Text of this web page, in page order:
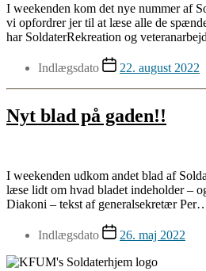
I weekenden kom det nye nummer af
vi opfordrer jer til at læse alle de
har SoldaterRekreation og
Indlægsdato 22. august 2022
Nyt blad på gaden!!
I weekenden udkom andet blad af
læse lidt om hvad bladet indeholder –
Diakoni – tekst af generalsekretær
Indlægsdato 26. maj 2022